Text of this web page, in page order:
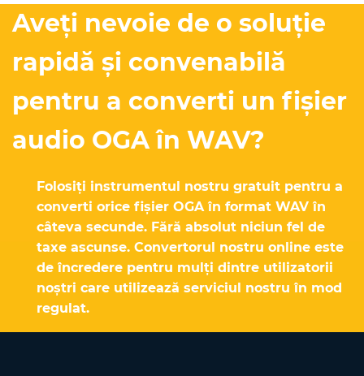
Aveți nevoie de o soluție
rapidă și convenabilă
pentru a converti un fișier
audio OGA în WAV?
Folosiți instrumentul nostru gratuit pentru a
converti orice fișier OGA în format WAV în
câteva secunde. Fără absolut niciun fel de
taxe ascunse. Convertorul nostru online este
de încredere pentru mulți dintre utilizatorii
noștri care utilizează serviciul nostru în mod
regulat.